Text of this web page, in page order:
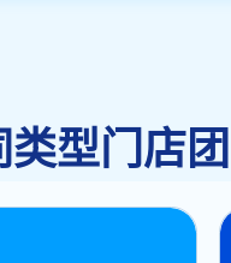
类型门店